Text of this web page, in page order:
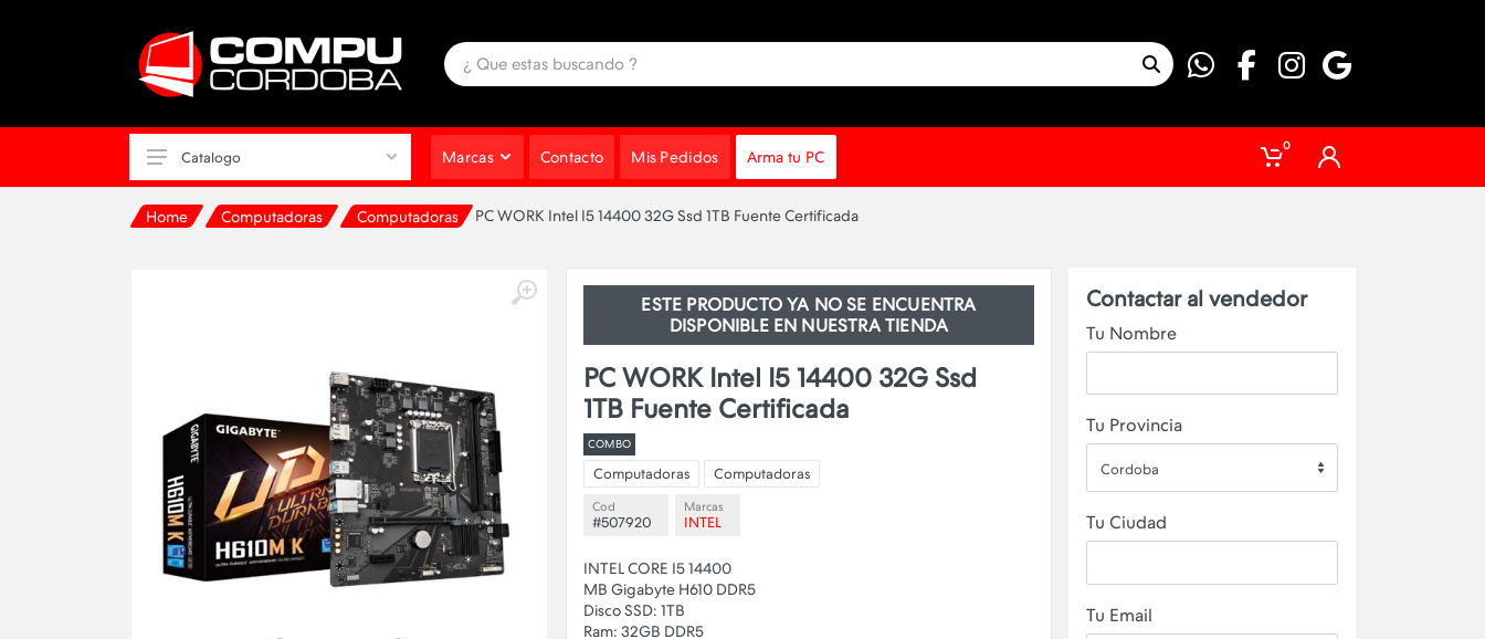
Impresion
Monitores
Perifericos y Accesorios
Redes
Seguridad
Catalogo Marcas Contacto Mis Pedidos Arma tu PC
0
Home Computadoras Computadoras PC WORK Intel I5 14400 32G Ssd 1TB Fuente Certificada
ESTE PRODUCTO YA NO SE ENCUENTRA
DISPONIBLE EN NUESTRA TIENDA
PC WORK Intel I5 14400 32G Ssd
1TB Fuente Certificada
COMBO
Computadoras Computadoras
Cod
#507920
Marcas
INTEL
INTEL CORE I5 14400
MB Gigabyte H610 DDR5
Disco SSD: 1TB
Ram: 32GB DDR5
Contactar al vendedor
Tu Nombre
Tu Provincia
Cordoba
Tu Ciudad
Tu Email